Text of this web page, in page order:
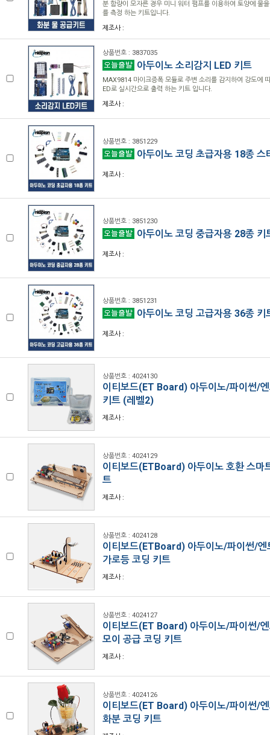
분 함량이 모자른 경우 미니 워터 펌프를 이용하여 토양에 물
를 측정 하는 키트입니다.
제조사 :
상품번호 : 3837035
아두이노 소리감지 LED 키트
MAX9814 마이크증폭 모듈로 주변 소리를 감지하여 강도에
ED로 실시간으로 출력 하는 키트 입니다.
제조사 :
상품번호 : 3851229
아두이노 코딩 초급자용 18종 스
제조사 :
상품번호 : 3851230
아두이노 코딩 중급자용 28종 키
제조사 :
상품번호 : 3851231
아두이노 코딩 고급자용 36종 키
제조사 :
상품번호 : 4024130
이티보드(ET Board) 아두이노/파이썬/
키트 (레벨2)
제조사 :
상품번호 : 4024129
이티보드(ETBoard) 아두이노 호환 스마
트
제조사 :
상품번호 : 4024128
이티보드(ETBoard) 아두이노/파이썬/엔
가로등 코딩 키트
제조사 :
상품번호 : 4024127
이티보드(ET Board) 아두이노/파이썬/
모이 공급 코딩 키트
제조사 :
상품번호 : 4024126
이티보드(ET Board) 아두이노/파이썬/
화분 코딩 키트